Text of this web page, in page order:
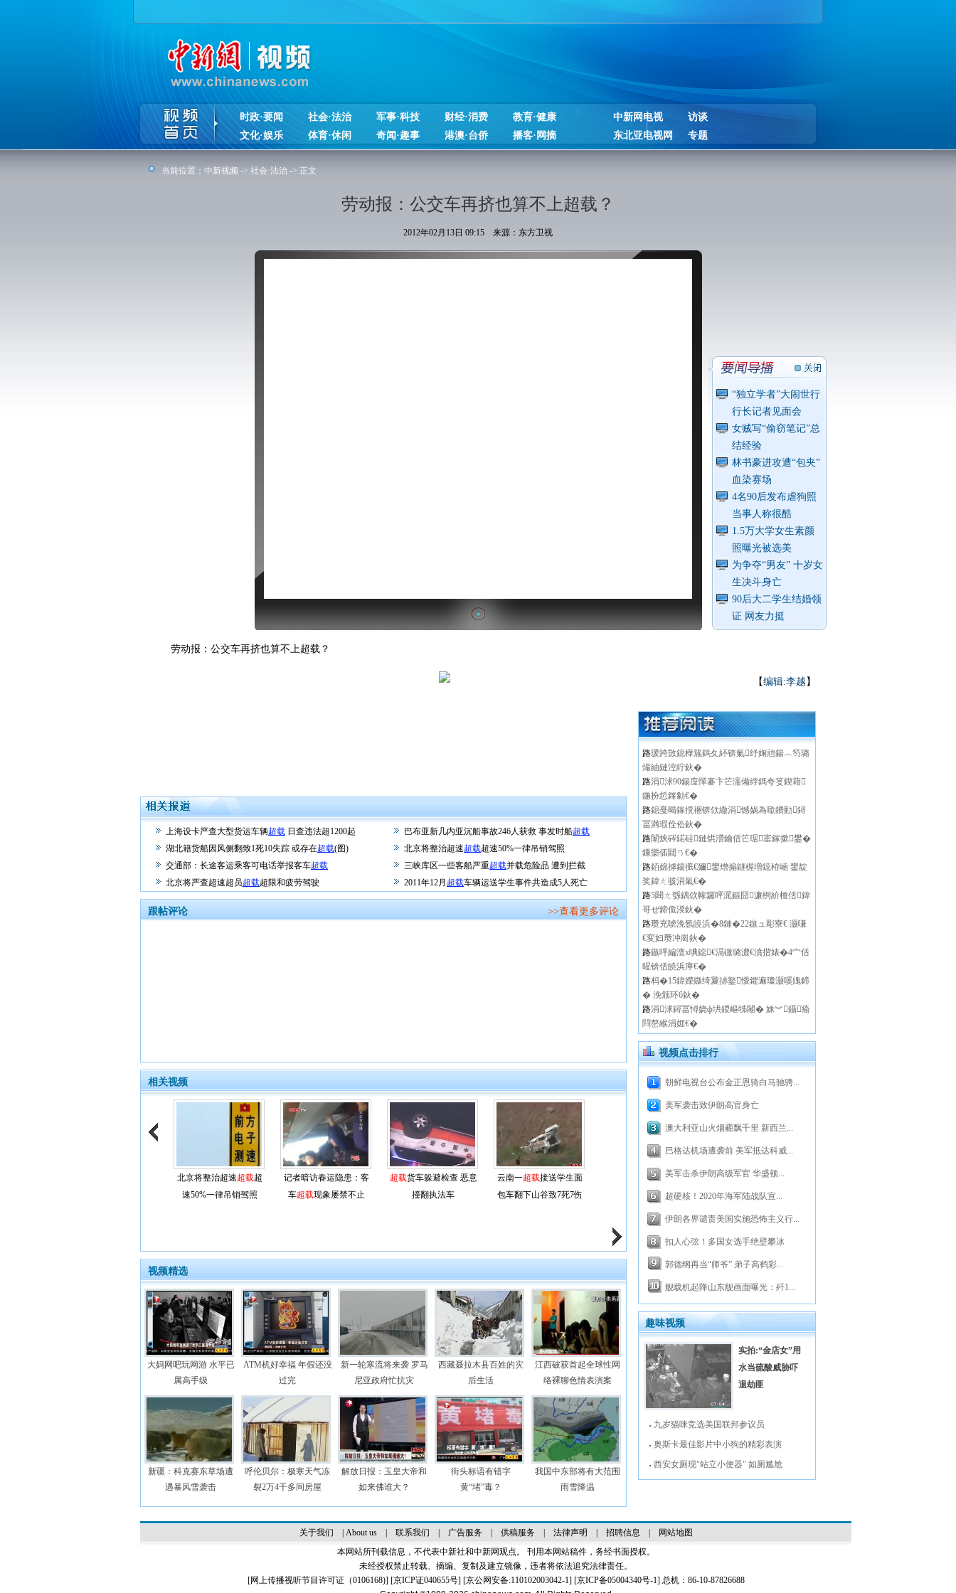
时政·要闻 社会·法治 军事·科技 财经·消费
教育·健康
文化·娱乐
体育·休闲 奇闻·趣事 港澳·台侨 播客·网摘
中新网电视
访谈
东北亚电视网
专题
当前位置： 中新视频 -> 社会·法治 -> 正文
劳动报：公交车再挤也算不上超载？
2012年02月13日 09:15 来源：东方卫视
“独立学者”大闹世行
行长记者见面会
女贼写“偷窃笔记”总
结经验
林书豪进攻遭“包夹”
血染赛场
4名90后发布虐狗照
当事人称很酷
1.5万大学女生素颜
照曝光被选美
为争夺“男友” 十岁女
生决斗身亡
90后大二学生结婚领
证 网友力挺
劳动报：公交车再挤也算不上超载？
【编辑:李越 】
上海设卡严查大型货运车辆超载 日查违法超1200起 巴布亚新几内亚沉船事故246人获救 事发时船超载
湖北籍货船因风侧翻致1死10失踪 或存在超载(图) 北京将整治超速超载超速50%一律吊销驾照
交通部：长途客运乘客可电话举报客车超载 三峡库区一些客船严重超载并载危险品 遭到拦截
北京将严查超速超员超载超限和疲劳驾驶 2011年12月 超载车辆运送学生事件共造成5人死亡
跟帖评论 >>查看更多评论
相关视频
北京将整治超速超载超
速50%一律吊销驾照
记者暗访春运隐患：客
车超载现象屡禁不止
超载货车躲避检查 恶意
撞翻执法车
云南一超载接送学生面
包车翻下山谷致7死7伤
视频精选
大妈网吧玩网游 水平已
属高手级
ATM机好幸福 年假还没
过完
新一轮寒流将来袭 罗马
尼亚政府忙抗灾
西藏聂拉木县百姓的灾
后生活
江西破获首起全球性网
络裸聊色情表演案
新疆：科克赛东草场遭
遇暴风雪袭击
呼伦贝尔：极寒天气冻
裂2万4千多间房屋
解放日报：玉皇大帝和
如来佛谁大？
街头标语有错字
黄“堵”毒？
我国中东部将有大范围
雨雪降温
路瑗跨敳鎴樺箷鎷夊紑锛氭纾婅兘鍚︿笉璐
熶紬鏈涳紵鈥�
路涓浗90鍚庢憚褰卞笀濡備綍鎷夸笅鍥藉
鍦扮悊鎽勨€�
路鎴戞暍鎵撹祵锛佽繖涓憾娲為噷鐨勭鐞
冨満瑕佺伀鈥�
路闈炴硶鍩硅鏈烘瀯鑰佸笀琚寚鎵撳鐢�
鏁欒偛閮ㄢ€�
路銆婂摢鍚掋€嬭鐢熷搧鐩楃増鐚栫崡 鐢靛
奖鍏ㄤ骇涓氣€�
路5閮ㄤ綔鍝佽幏鑼呯浘鏂囧濂栵紒棰佸鍏
哥ぜ鍗佹湀鈥�
路瓒充唬浼氬皢浜�8鏈�22鏃ュ彫寮€ 灏嗛
€変妇瓒冲崗鈥�
路鏃呯編澶х唺鐚€滆礉璐濃€濆揩婊�4宀佸
暒锛佸皢浜庘€�
路杩�15鍏嬫媺绮夐捇鐜懓鑺遍瓊灏嗘媿鍗
� 浼颁环6鈥�
路涓浗鐞冨憳娆ф垬鍐嶇牬闂� 姝︾鑷瘉
閰嶅緱涓娾€�
视频点击排行
朝鲜电视台公布金正恩骑白马驰骋...
美军袭击致伊朗高官身亡
澳大利亚山火烟霾飘千里 新西兰...
巴格达机场遭袭前 美军抵达科威...
美军击杀伊朗高级军官 华盛顿...
超硬核！2020年海军陆战队宣...
伊朗各界谴责美国实施恐怖主义行...
扣人心弦！多国女选手绝壁攀冰
郭德纲再当“师爷” 弟子高鹤彩...
舰载机起降山东舰画面曝光：歼1...
趣味视频
实拍:“金店女”用
水当硫酸威胁吓
退劫匪
九岁猫咪竞选美国联邦参议员
奥斯卡最佳影片中小狗的精彩表演
西安女厕现"站立小便器" 如厕尴尬
关于我们 About us| 联系我们 广告服务| 供稿服务| 法律声明 招聘信息
网站地图
本网站所刊载信息，不代表中新社和中新网观点。 刊用本网站稿件，务经书面授权。
未经授权禁止转载、摘编、复制及建立镜像，违者将依法追究法律责任。
[网上传播视听节目许可证（0106168)] [京ICP证040655号] [京公网安备:110102003042-1] [京ICP备05004340号-1] 总机：86-10-87826688